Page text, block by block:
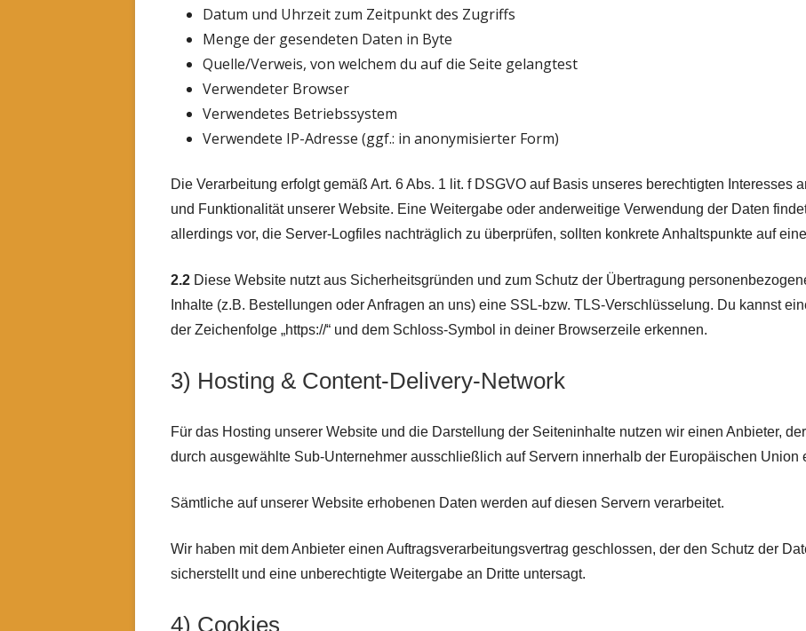
Datum und Uhrzeit zum Zeitpunkt des Zugriffs
Menge der gesendeten Daten in Byte
Quelle/Verweis, von welchem du auf die Seite gelangtest
Verwendeter Browser
Verwendetes Betriebssystem
Verwendete IP-Adresse (ggf.: in anonymisierter Form)
Die Verarbeitung erfolgt gemäß Art. 6 Abs. 1 lit. f DSGVO auf Basis unseres berechtigten Interesses
und Funktionalität unserer Website. Eine Weitergabe oder anderweitige Verwendung der Daten
allerdings vor, die Server-Logfiles nachträglich zu überprüfen, sollten konkrete Anhaltspunkte auf
2.2 Diese Website nutzt aus Sicherheitsgründen und zum Schutz der Übertragung
Inhalte (z.B. Bestellungen oder Anfragen an uns) eine SSL-bzw. TLS-Verschlüsselung. Du kannst
der Zeichenfolge „https://“ und dem Schloss-Symbol in deiner Browserzeile erkennen.
3) Hosting & Content-Delivery-Network
Für das Hosting unserer Website und die Darstellung der Seiteninhalte nutzen wir einen Anbieter,
durch ausgewählte Sub-Unternehmer ausschließlich auf Servern innerhalb der Europäischen Union
Sämtliche auf unserer Website erhobenen Daten werden auf diesen Servern verarbeitet.
Wir haben mit dem Anbieter einen Auftragsverarbeitungsvertrag geschlossen, der den Schutz der
sicherstellt und eine unberechtigte Weitergabe an Dritte untersagt.
4) Cookies